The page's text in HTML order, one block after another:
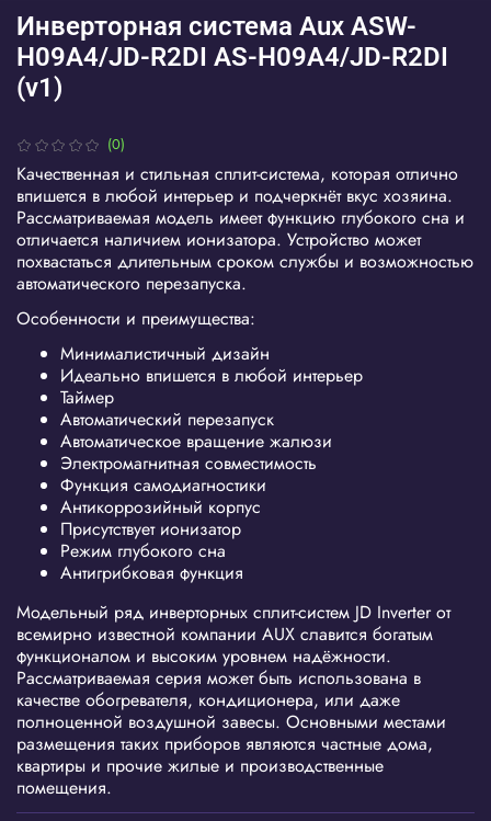
(0)
Инверторная система Aux ASW-
H09A4/JD-R2DI AS-H09A4/JD-R2DI
(v1)
Качественная и стильная сплит-система, которая отлично
впишется в любой интерьер и подчеркнёт вкус хозяина.
Рассматриваемая модель имеет функцию глубокого сна и
отличается наличием ионизатора. Устройство может
похвастаться длительным сроком службы и возможностью
автоматического перезапуска.
Особенности и преимущества:
Минималистичный дизайн
Идеально впишется в любой интерьер
Таймер
Автоматический перезапуск
Автоматическое вращение жалюзи
Электромагнитная совместимость
Функция самодиагностики
Антикоррозийный корпус
Присутствует ионизатор
Режим глубокого сна
Антигрибковая функция
Модельный ряд инверторных сплит-систем JD Inverter от
всемирно известной компании AUX славится богатым
функционалом и высоким уровнем надёжности.
Рассматриваемая серия может быть использована в
качестве обогревателя, кондиционера, или даже
полноценной воздушной завесы. Основными местами
размещения таких приборов являются частные дома,
квартиры и прочие жилые и производственные
помещения.